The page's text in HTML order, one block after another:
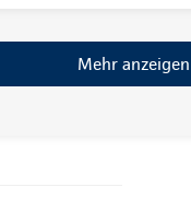
Mehr anzeigen